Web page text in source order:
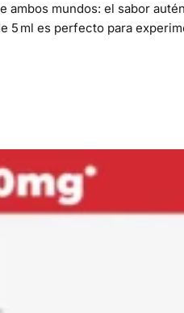
ambos mundos: el sabor
5 ml es perfecto para